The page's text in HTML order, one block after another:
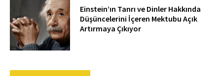
Einstein’ın Tanrı ve Dinler Hakkında
Düşüncelerini İçeren Mektubu Açık
Artırmaya Çıkıyor